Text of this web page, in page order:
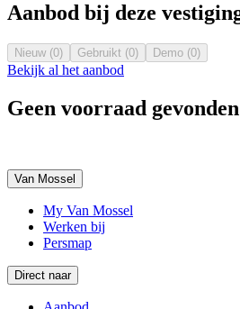
Aanbod bij deze
Nieuw (0) Gebruikt (0) Demo (0)
Bekijk al het aanbod
Geen voorraad gevonden
Van Mossel
My Van Mossel
Werken bij
Persmap
Direct naar